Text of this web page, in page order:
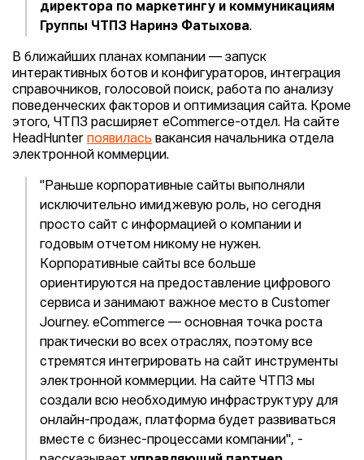
директора по маркетингу и коммуникациям
Группы ЧТПЗ Наринэ Фатыхова.
В ближайших планах компании — запуск
интерактивных ботов и конфигураторов, интеграция
справочников, голосовой поиск, работа по анализу
поведенческих факторов и оптимизация сайта. Кроме
этого, ЧТПЗ расширяет eCommerce-отдел. На сайте
HeadHunter появилась вакансия начальника отдела
электронной коммерции.
"Раньше корпоративные сайты выполняли
исключительно имиджевую роль, но сегодня
просто сайт с информацией о компании и
годовым отчетом никому не нужен.
Корпоративные сайты все больше
ориентируются на предоставление цифрового
сервиса и занимают важное место в Customer
Journey. eCommerce — основная точка роста
практически во всех отраслях, поэтому все
стремятся интегрировать на сайт инструменты
электронной коммерции. На сайте ЧТПЗ мы
создали всю необходимую инфраструктуру для
онлайн-продаж, платформа будет развиваться
вместе с бизнес-процессами компании", -